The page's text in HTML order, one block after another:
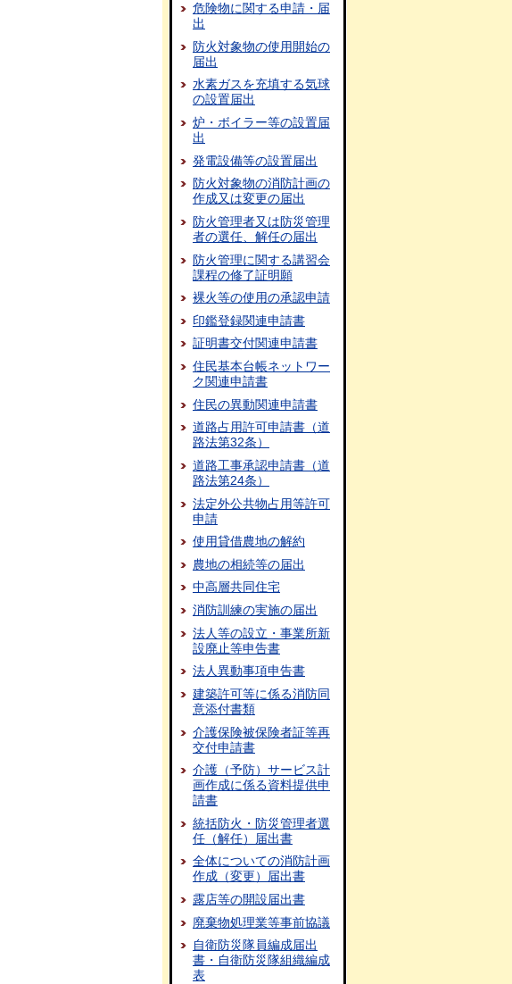
危険物に関する申請・届
出
防火対象物の使用開始の
届出
水素ガスを充填する気球
の設置届出
炉・ボイラー等の設置届
出
発電設備等の設置届出
防火対象物の消防計画の
作成又は変更の届出
防火管理者又は防災管理
者の選任、解任の届出
防火管理に関する講習会
課程の修了証明願
裸火等の使用の承認申請
印鑑登録関連申請書
証明書交付関連申請書
住民基本台帳ネットワー
ク関連申請書
住民の異動関連申請書
道路占用許可申請書（道
路法第32条）
道路工事承認申請書（道
路法第24条）
法定外公共物占用等許可
申請
使用貸借農地の解約
農地の相続等の届出
中高層共同住宅
消防訓練の実施の届出
法人等の設立・事業所新
設廃止等申告書
法人異動事項申告書
建築許可等に係る消防同
意添付書類
介護保険被保険者証等再
交付申請書
介護（予防）サービス計
画作成に係る資料提供申
請書
統括防火・防災管理者選
任（解任）届出書
全体についての消防計画
作成（変更）届出書
露店等の開設届出書
廃棄物処理業等事前協議
自衛防災隊員編成届出
書・自衛防災隊組織編成
表